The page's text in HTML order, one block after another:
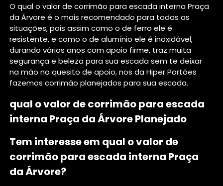
O qual o valor de corrimão para escada interna Praça
da Árvore é o mais recomendado para todas as
situações, pois assim como o de ferro ele é
resistente, e como o de alumínio ele é inoxidável,
durando vários anos com apoio firme, traz muita
segurança e beleza para sua escada sem te deixar
na mão no quesito de apoio, nos da Hiper Portões
fazemos corrimão planejados para sua escada.
qual o valor de corrimão para escada
interna Praça da Árvore Planejado
Tem interesse em qual o valor de
corrimão para escada interna Praça
da Árvore?